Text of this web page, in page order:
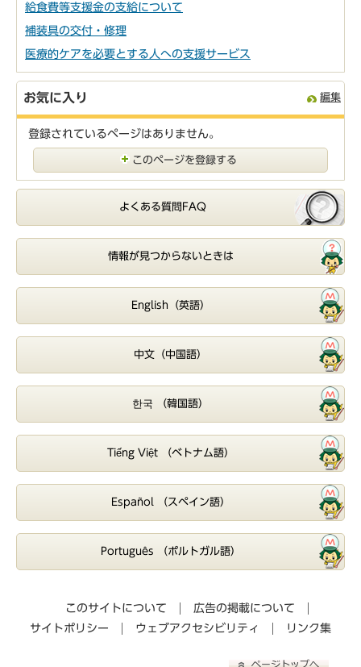
給食費等支援金の支給について
補装具の交付・修理
医療的ケアを必要とする人への支援サービス
お気に入り 編集
登録されているページはありません。
このページを登録する
よくある質問FAQ
情報が見つからないときは
English（英語）
中文（中国語）
한국 （韓国語）
Tiếng Việt （ベトナム語）
Español （スペイン語）
Português （ポルトガル語）
このサイトについて
広告の掲載について
サイトポリシー
ウェブアクセシビリティ リンク集